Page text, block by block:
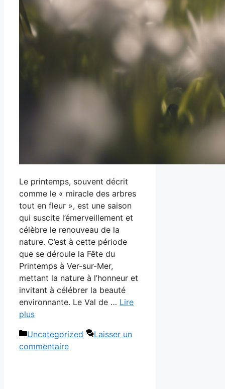
Le printemps, souvent décrit
comme le « miracle des arbres
tout en fleur », est une saison
qui suscite l’émerveillement et
célèbre le renouveau de la
nature. C’est à cette période
que se déroule la Fête du
Printemps à Ver-sur-Mer,
mettant la nature à l’honneur et
invitant à célébrer la beauté
environnante. Le Val de … Lire
plus
Catégories
Uncategorized
Laisser un
commentaire